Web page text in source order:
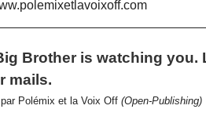
Brother is watching you.
mails.
Polémix et la Voix Off (Open-Publishing)